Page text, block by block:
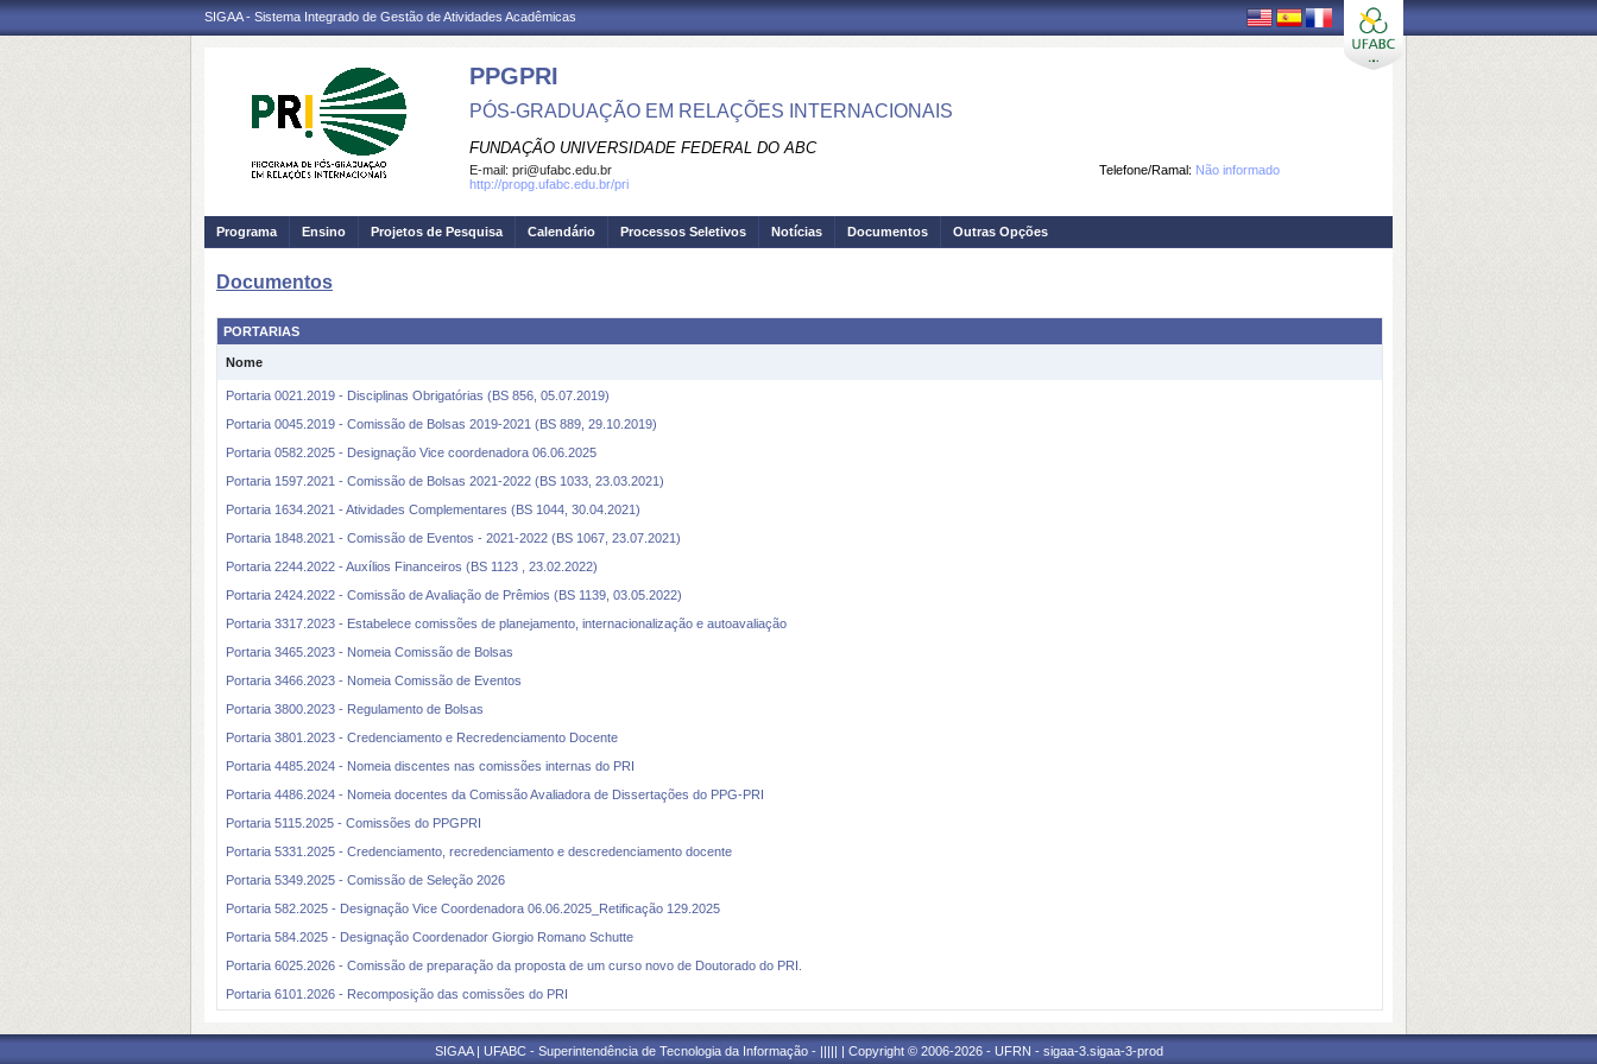
SIGAA - Sistema Integrado de Gestão de Atividades Acadêmicas
PPGPRI
PÓS-GRADUAÇÃO EM RELAÇÕES INTERNACIONAIS
FUNDAÇÃO UNIVERSIDADE FEDERAL DO ABC
Telefone/Ramal: Não informado
E-mail: pri@ufabc.edu.br
http://propg.ufabc.edu.br/pri
Programa Ensino Projetos de Pesquisa Calendário Processos Seletivos Notícias Documentos Outras Opções
Documentos
PORTARIAS
Nome
Portaria 0021.2019 - Disciplinas Obrigatórias (BS 856, 05.07.2019)
Portaria 0045.2019 - Comissão de Bolsas 2019-2021 (BS 889, 29.10.2019)
Portaria 0582.2025 - Designação Vice coordenadora 06.06.2025
Portaria 1597.2021 - Comissão de Bolsas 2021-2022 (BS 1033, 23.03.2021)
Portaria 1634.2021 - Atividades Complementares (BS 1044, 30.04.2021)
Portaria 1848.2021 - Comissão de Eventos - 2021-2022 (BS 1067, 23.07.2021)
Portaria 2244.2022 - Auxílios Financeiros (BS 1123 , 23.02.2022)
Portaria 2424.2022 - Comissão de Avaliação de Prêmios (BS 1139, 03.05.2022)
Portaria 3317.2023 - Estabelece comissões de planejamento, internacionalização e autoavaliação
Portaria 3465.2023 - Nomeia Comissão de Bolsas
Portaria 3466.2023 - Nomeia Comissão de Eventos
Portaria 3800.2023 - Regulamento de Bolsas
Portaria 3801.2023 - Credenciamento e Recredenciamento Docente
Portaria 4485.2024 - Nomeia discentes nas comissões internas do PRI
Portaria 4486.2024 - Nomeia docentes da Comissão Avaliadora de Dissertações do PPG-PRI
Portaria 5115.2025 - Comissões do PPGPRI
Portaria 5331.2025 - Credenciamento, recredenciamento e descredenciamento docente
Portaria 5349.2025 - Comissão de Seleção 2026
Portaria 582.2025 - Designação Vice Coordenadora 06.06.2025_Retificação 129.2025
Portaria 584.2025 - Designação Coordenador Giorgio Romano Schutte
Portaria 6025.2026 - Comissão de preparação da proposta de um curso novo de Doutorado do PRI.
Portaria 6101.2026 - Recomposição das comissões do PRI
SIGAA | UFABC - Superintendência de Tecnologia da Informação - ||||| | Copyright © 2006-2026 - UFRN - sigaa-3.sigaa-3-prod